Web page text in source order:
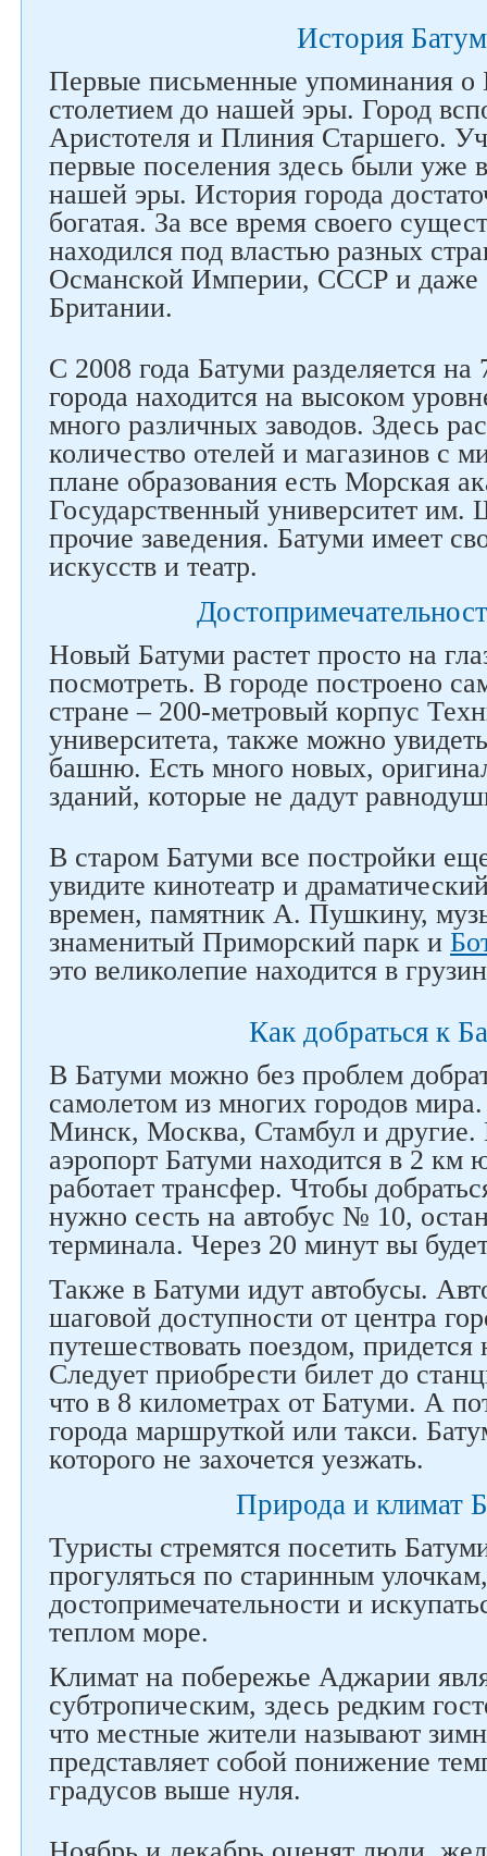
История
Первые письменные упоминания о
столетием до нашей эры. Город
Аристотеля и Плиния Старшего.
первые поселения здесь были уже
нашей эры. История города
богатая. За все время своего
находился под властью разных
Османской Империи, СССР и даже
Британии.
С 2008 года Батуми разделяется
города находится на высоком
много различных заводов. Здесь
количество отелей и магазинов с
плане образования есть Морская
Государственный университет им.
прочие заведения. Батуми имеет
искусств и театр.
Новый Батуми растет просто на
посмотреть. В городе построено
стране – 200-метровый корпус
университета, также можно
башню. Есть много новых,
зданий, которые не дадут
В старом Батуми все постройки
увидите кинотеатр и
времен, памятник А. Пушкину,
знаменитый Приморский парк и
это великолепие находится в
Как добраться к
В Батуми можно без проблем
самолетом из многих городов
Минск, Москва, Стамбул и
аэропорт Батуми находится в 2 км
работает трансфер. Чтобы
нужно сесть на автобус № 10,
терминала. Через 20 минут вы
Также в Батуми идут автобусы.
шаговой доступности от центра
путешествовать поездом,
Следует приобрести билет до
что в 8 километрах от Батуми. А
города маршруткой или такси.
которого не захочется уезжать.
Природа и климат
Туристы стремятся посетить
прогуляться по старинным
достопримечательности и
теплом море.
Климат на побережье Аджарии
субтропическим, здесь редким
что местные жители называют
представляет собой понижение
градусов выше нуля.
Следите за нами в соцсетях